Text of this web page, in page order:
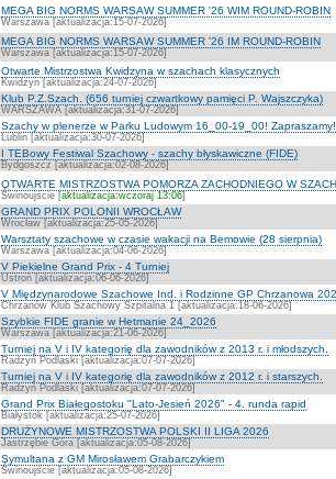
MEGA BIG NORMS WARSAW SUMMER '26 WIM ROUND-ROBIN
Warszawa [aktualizacja:15-07-2026]
MEGA BIG NORMS WARSAW SUMMER '26 IM ROUND-ROBIN
Warszawa [aktualizacja:15-07-2026]
Otwarte Mistrzostwa Kwidzyna w szachach klasycznych
Kwidzyn [aktualizacja:24-07-2026]
Klub P.Z.Szach. (656 turniej czwartkowy pamięci P. Wajszczyka)
WARSZAWA [aktualizacja:31-07-2026]
Szachy w plenerze w Parku Ludowym 16_00-19_00! Zapraszamy!
Lublin [aktualizacja:30-07-2026]
I TEBowy Festiwal Szachowy - szachy błyskawiczne (FIDE)
Bydgoszcz [aktualizacja:02-08-2026]
OTWARTE MISTRZOSTWA POMORZA ZACHODNIEGO W
Świnoujście [aktualizacja:wczoraj 13:06]
GRAND PRIX POLONII WROCŁAW
Wrocław [aktualizacja:25-05-2026]
Warsztaty szachowe w czasie wakacji na Bemowie (28 sierpnia)
Warszawa [aktualizacja:04-06-2026]
V Piekielne Grand Prix - 4 Turniej
Ustroń [aktualizacja:06-06-2026]
V Międzynarodowe Szachowe Ind. i Rodzinne GP Chrzanowa
Chrzanów Klub Szachowy Szpitalna 1 [aktualizacja:18-06-2026]
Szybkie FIDE granie w Hetmanie 24_2026
Warszawa [aktualizacja:21-06-2026]
Turniej na V i IV kategorię dla zawodników z 2013 r. i młodszych.
Radzyń Podlaski [aktualizacja:07-07-2026]
Turniej na V i IV kategorię dla zawodników z 2012 r. i starszych.
Radzyń Podlaski [aktualizacja:07-07-2026]
Grand Prix Białegostoku "Lato-Jesień 2026" - 4. runda rapid
Białystok [aktualizacja:25-07-2026]
DRUŻYNOWE MISTRZOSTWA POLSKI II LIGA 2026
Jastrzębie Góra [aktualizacja:05-08-2026]
Symultana z GM Mirosławem Grabarczykiem
Świnoujście [aktualizacja:05-08-2026]